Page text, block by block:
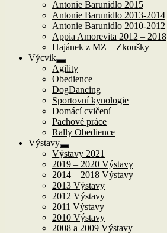
Antonie Barunidlo 2015
Antonie Barunidlo 2013-2014
Antonie Barunidlo 2010-2012
Appia Amorevita 2012 – 2018
Hajánek z MZ – Zkoušky
Výcvik
Zobrazit
podřazené
položky
Agility
Obedience
DogDancing
Sportovní kynologie
Domácí cvičení
Pachové práce
Rally Obedience
Výstavy
Zobrazit
podřazené
položky
Výstavy 2021
2019 – 2020 Výstavy
2014 – 2018 Výstavy
2013 Výstavy
2012 Výstavy
2011 Výstavy
2010 Výstavy
2008 a 2009 Výstavy